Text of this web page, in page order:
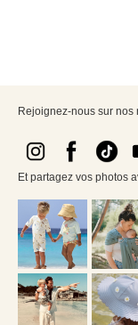
Rejoignez-nous sur nos
Et partagez vos photos